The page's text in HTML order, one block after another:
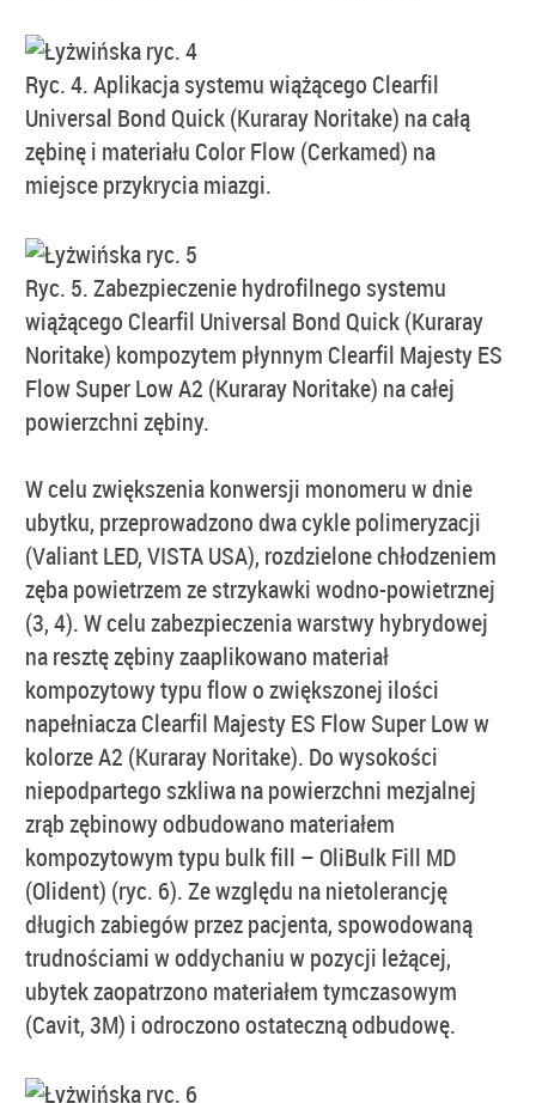
Ryc. 4. Aplikacja systemu wiążącego Clearfil
Universal Bond Quick (Kuraray Noritake) na całą
zębinę i materiału Color Flow (Cerkamed) na
miejsce przykrycia miazgi.
Ryc. 5. Zabezpieczenie hydrofilnego systemu
wiążącego Clearfil Universal Bond Quick (Kuraray
Noritake) kompozytem płynnym Clearfil Majesty ES
Flow Super Low A2 (Kuraray Noritake) na całej
powierzchni zębiny.
W celu zwiększenia konwersji monomeru w dnie
ubytku, przeprowadzono dwa cykle polimeryzacji
(Valiant LED, VISTA USA), rozdzielone chłodzeniem
zęba powietrzem ze strzykawki wodno-powietrznej
(3, 4). W celu zabezpieczenia warstwy hybrydowej
na resztę zębiny zaaplikowano materiał
kompozytowy typu flow o zwiększonej ilości
napełniacza Clearfil Majesty ES Flow Super Low w
kolorze A2 (Kuraray Noritake). Do wysokości
niepodpartego szkliwa na powierzchni mezjalnej
zrąb zębinowy odbudowano materiałem
kompozytowym typu bulk fill – OliBulk Fill MD
(Olident) (ryc. 6). Ze względu na nietolerancję
długich zabiegów przez pacjenta, spowodowaną
trudnościami w oddychaniu w pozycji leżącej,
ubytek zaopatrzono materiałem tymczasowym
(Cavit, 3M) i odroczono ostateczną odbudowę.